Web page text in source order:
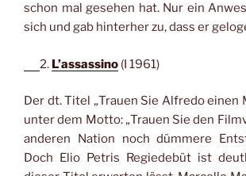
schon mal gesehen hat. Nur ein
sich und gab hinterher zu, dass er
2. L’assassino (I 1961)
Der dt. Titel „Trauen Sie Alfredo einen
unter dem Motto: „Trauen Sie den
anderen Nation noch dümmere
Doch Elio Petris Regiedebüt ist